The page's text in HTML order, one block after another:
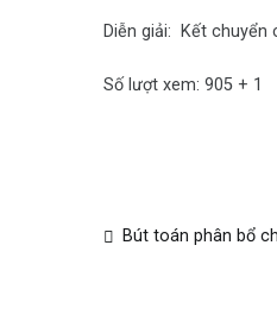
Diễn giải: Kết chuyển
Số lượt xem: 905 + 1
Bút toán phân bổ